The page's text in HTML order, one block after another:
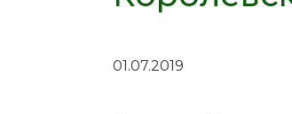
01.07.2019